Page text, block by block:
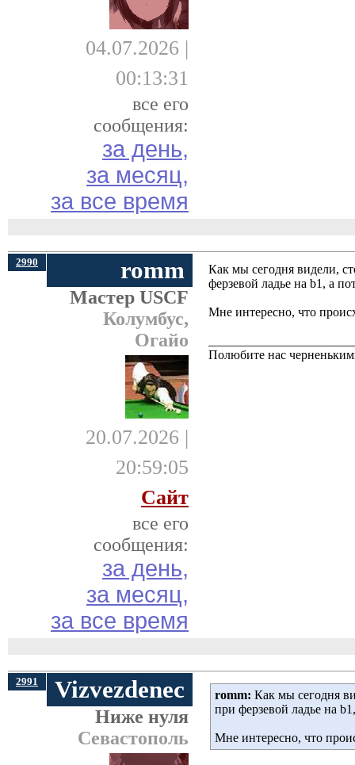
04.07.2026 |
00:13:31
все его
сообщения:
за день,
за месяц,
за все время
2990 romm
Мастер USCF
Колумбус,
Огайо
20.07.2026 |
20:59:05
Сайт
все его
сообщения:
за день,
за месяц,
за все время
Как мы сегодня видели,
ферзевой ладье на b1, а
Мне интересно, что
Полюбите нас
2991 Vizvezdenec
Ниже нуля
Севастополь
romm: Как мы сегодня
при ферзевой ладье на
Мне интересно, что